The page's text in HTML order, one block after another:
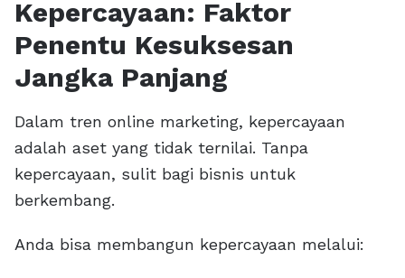
Kepercayaan: Faktor
Penentu Kesuksesan
Jangka Panjang
Dalam tren online marketing, kepercayaan
adalah aset yang tidak ternilai. Tanpa
kepercayaan, sulit bagi bisnis untuk
berkembang.
Anda bisa membangun kepercayaan melalui: